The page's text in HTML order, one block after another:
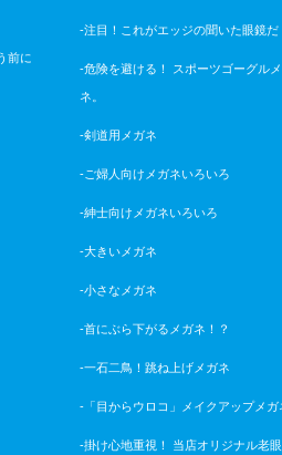
前に
-注目！これがエッジの聞いた眼鏡だ
-危険を避ける！ スポーツゴーグル
ネ。
-剣道用メガネ
-ご婦人向けメガネいろいろ
-紳士向けメガネいろいろ
-大きいメガネ
-小さなメガネ
-首にぶら下がるメガネ！？
-一石二鳥！跳ね上げメガネ
-「目からウロコ」メイクアップメガ
-掛け心地重視！ 当店オリジナル老